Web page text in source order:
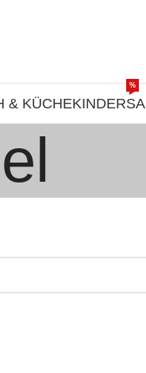
& KÜCHEKINDER
%